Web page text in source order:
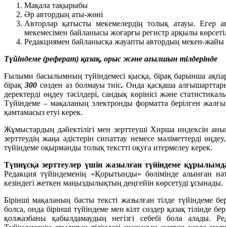
Мақала тақырыбы
Әр автордың аты-жөні
Авторлар қатысты мекемелердің толық атауы. Егер
мекемесімен байланысы жоғарғы регистр арқылы
Редакциямен байланысқа жауапты автордың мекен-жайы
Түйіндеме (реферат) қазақ, орыс және ағылшын тілдерінде
Ғылыми басылымның түйіндемесі қысқа, бірақ барынша
бірақ 300 сөзден аз болмауы тиіс. Онда қасқаша алғышарттары
деректерді өңдеу тәсілдері, сандық көрінісі және
Түйіндеме – мақаланың электронды форматта берілген
қамтамасыз етуі керек.
Жұмыстардың дәйектілігі мен зерттеуші Хирша индексін
зерттеудің жаңа әдістерін сипаттау немесе мәліметтерді
түйіндеме оқырманды толық текстті оқуға итермелеу керек.
Түпнұсқа зерттеулер үшін жазылған түйіндеме
Редакция түйіндеменің «Қорытынды» бөлімінде алынған
кезіндегі жеткен маңыздылықтың деңгейін көрсетуді ұсынады.
Бірінші мақаланың басты тексті жазылған тілде түйіндеме
болса, онда бірінші түйіндеме мен кілт сөздер қазақ тілінде
қолжазбаны қабылдамаудың негізгі себебі бола алады.